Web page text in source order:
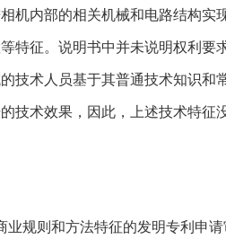
机内部的相关机械和电路结构实
特征。说明书中并未说明权利要
技术人员基于其普通技术知识和
技术效果，因此，上述技术特征
规则和方法特征的发明专利申请